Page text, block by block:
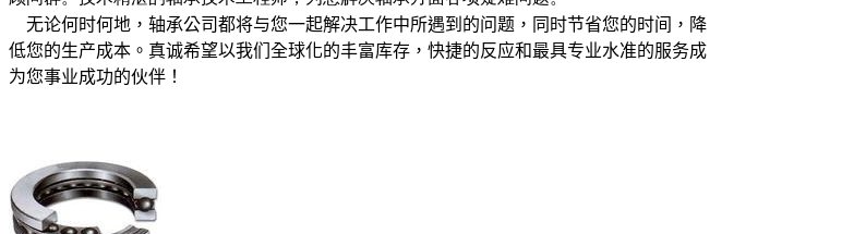
无论何时何地，轴承公司都将与您一起解决工作中所遇到的问题，同时节省您的时间，降
低您的生产成本。真诚希望以我们全球化的丰富库存，快捷的反应和最具专业水准的服务成
为您事业成功的伙伴！